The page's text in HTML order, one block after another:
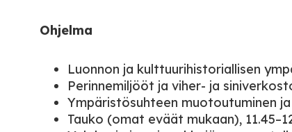
Ohjelma
Luonnon ja kulttuurihistoriallisen
Perinnemiljööt ja viher- ja
Ympäristösuhteen muotoutuminen
Tauko (omat eväät mukaan),